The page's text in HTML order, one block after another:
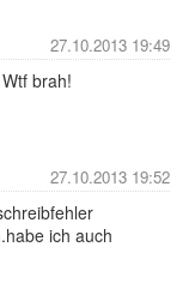
27.10.2013 19:49
brah!
27.10.2013 19:52
ich auch